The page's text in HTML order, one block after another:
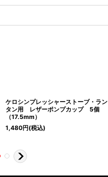
ケロシンプレッシャーストーブ・ラン
タン用 レザーポンプカップ 5個
（17.5mm）
1,480円(税込)